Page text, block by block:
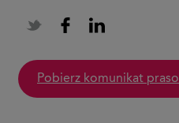
pobierz komunikat